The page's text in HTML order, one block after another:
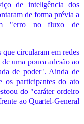
de inteligência dos
de forma prévia a
"erro no fluxo de
circularam em redes
uma pouca adesão ao
de poder". Ainda de
os participantes do ato
do "caráter ordeiro
ao Quartel-General